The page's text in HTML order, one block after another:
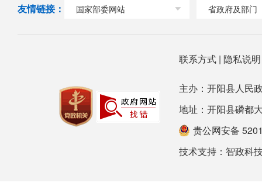
友情链接： 国家部委网站 省政府及部门
联系方式| 隐私说
主办：开阳县人民
地址：开阳县磷都
贵公网安备
技术支持： 智政科